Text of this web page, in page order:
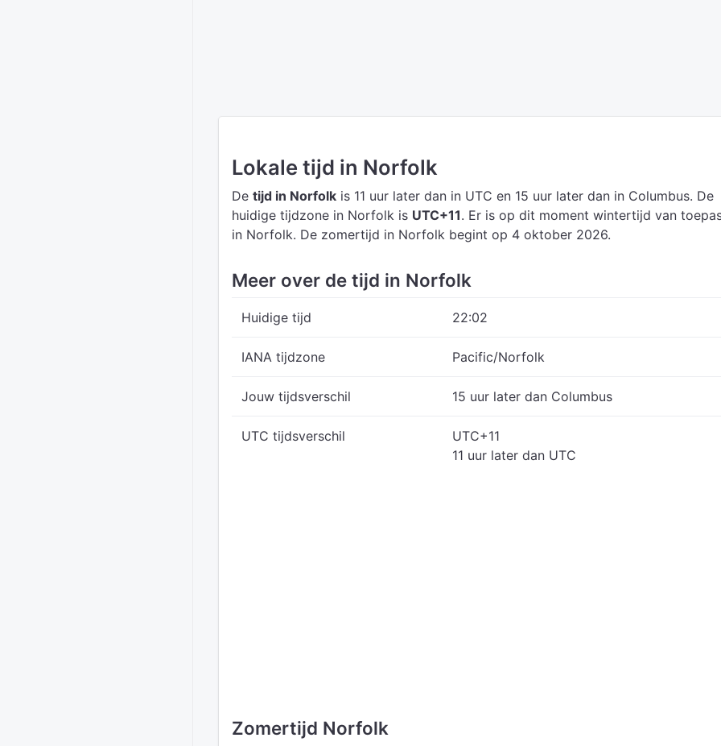
Lokale tijd in Norfolk
De tijd in Norfolk is 11 uur later dan in UTC en 15 uur later dan in Columbus. De
huidige tijdzone in Norfolk is UTC+11. Er is op dit moment wintertijd van
in Norfolk. De zomertijd in Norfolk begint op 4 oktober 2026.
Meer over de tijd in Norfolk
Huidige tijd 22:02
IANA tijdzone Pacific/Norfolk
Jouw tijdsverschil 15 uur later dan Columbus
UTC tijdsverschil
UTC+11
11 uur later dan UTC
Zomertijd Norfolk